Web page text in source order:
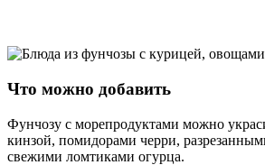
Что можно добавить
Фунчозу с морепродуктами можно
кинзой, помидорами черри,
свежими ломтиками огурца.